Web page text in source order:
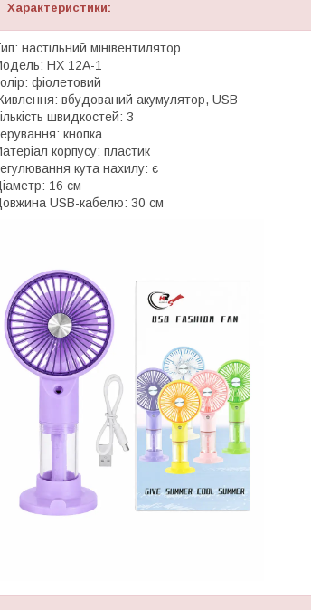
Характеристики:
настільний мінівентилятор
HX 12A-1
фіолетовий
вбудований акумулятор, USB
швидкостей: 3
кнопка
корпусу: пластик
кута нахилу: є
16 см
USB-кабелю: 30 см